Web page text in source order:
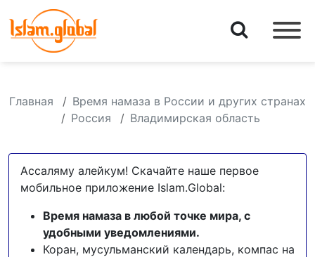
Главная
Время намаза в России и других странах
Россия
Владимирская область
Ассаляму алейкум! Скачайте наше первое
мобильное приложение Islam.Global:
Время намаза в любой точке мира, с
удобными уведомлениями.
Коран, мусульманский календарь, компас на